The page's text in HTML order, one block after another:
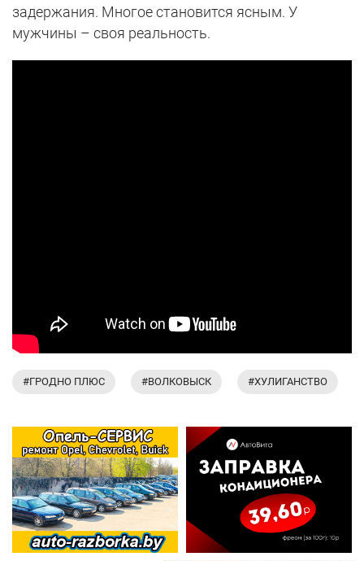
задержания. Многое становится ясным. У
мужчины – своя реальность.
#ГРОДНО ПЛЮС #ВОЛКОВЫСК #ХУЛИГАНСТВО